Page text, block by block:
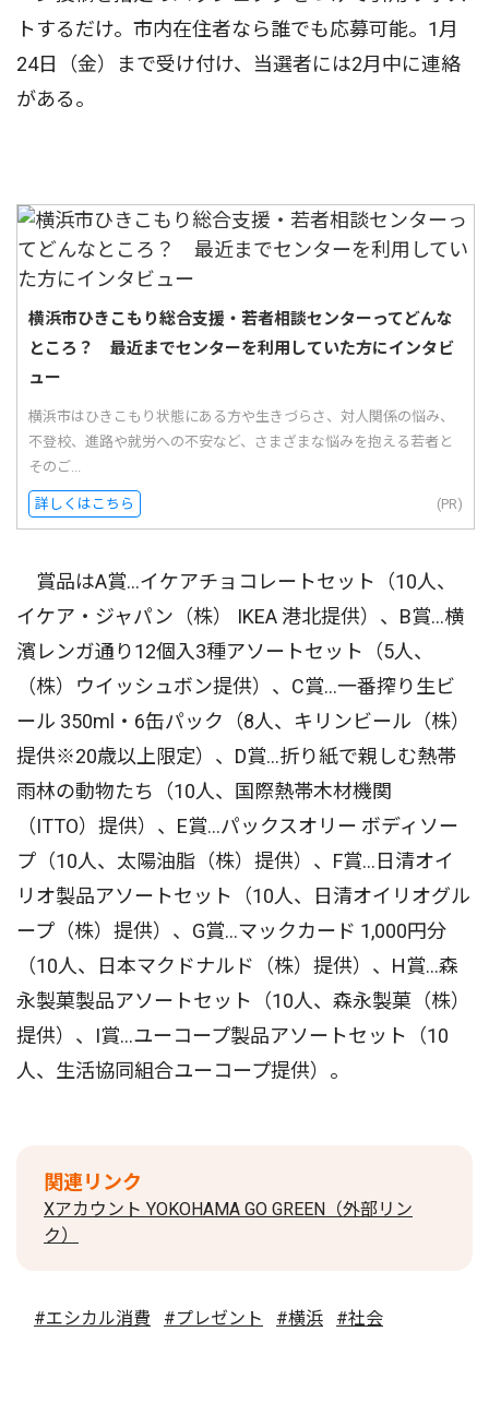
トするだけ。市内在住者なら誰でも応募可能。1月
24日（金）まで受け付け、当選者には2月中に連絡
がある。
横浜市ひきこもり総合支援・若者相談センターってどんな
ところ？ 最近までセンターを利用していた方にインタビ
ュー
横浜市はひきこもり状態にある方や生きづらさ、対人関係の悩み、
不登校、進路や就労への不安など、さまざまな悩みを抱える若者と
そのご...
詳しくはこちら (PR)
賞品はA賞…イケアチョコレートセット（10人、
イケア・ジャパン（株） IKEA 港北提供）、B賞…横
濱レンガ通り12個入3種アソートセット（5人、
（株）ウイッシュボン提供）、C賞…一番搾り生ビ
ール 350ml・6缶パック（8人、キリンビール（株）
提供※20歳以上限定）、D賞…折り紙で親しむ熱帯
雨林の動物たち（10人、国際熱帯木材機関
（ITTO）提供）、E賞…パックスオリー ボディソー
プ（10人、太陽油脂（株）提供）、F賞…日清オイ
リオ製品アソートセット（10人、日清オイリオグル
ープ（株）提供）、G賞…マックカード 1,000円分
（10人、日本マクドナルド（株）提供）、H賞…森
永製菓製品アソートセット（10人、森永製菓（株）
提供）、I賞…ユーコープ製品アソートセット（10
人、生活協同組合ユーコープ提供）。
関連リンク
Xアカウント YOKOHAMA GO GREEN（外部リン
ク）
#エシカル消費 #プレゼント #横浜 #社会